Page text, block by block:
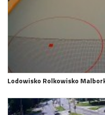
Lodowisko Rolkowisko